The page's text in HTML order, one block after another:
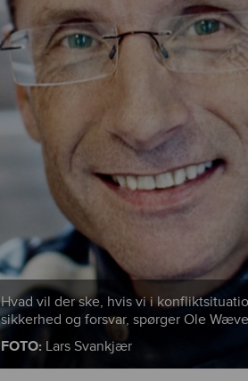
Hvad vil der ske, hvis vi i
sikkerhed og forsvar, spørger Ole
FOTO: Lars Svankjær